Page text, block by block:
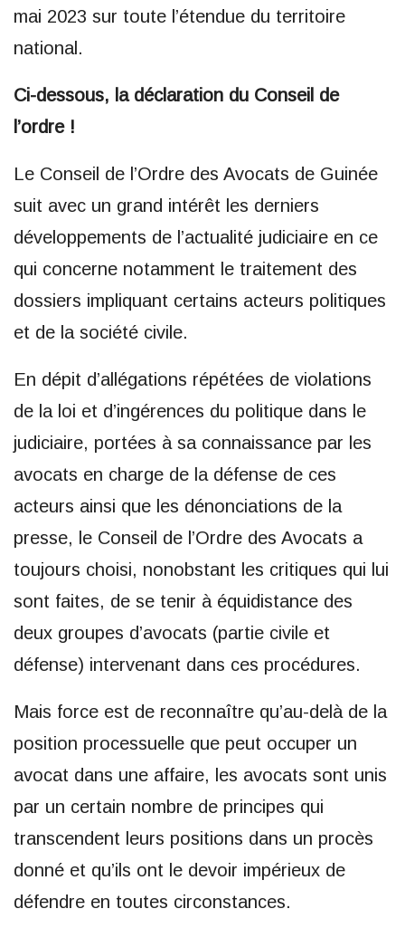
mai 2023 sur toute l’étendue du territoire
national.
Ci-dessous, la déclaration du Conseil de
l’ordre !
Le Conseil de l’Ordre des Avocats de Guinée
suit avec un grand intérêt les derniers
développements de l’actualité judiciaire en ce
qui concerne notamment le traitement des
dossiers impliquant certains acteurs politiques
et de la société civile.
En dépit d’allégations répétées de violations
de la loi et d’ingérences du politique dans le
judiciaire, portées à sa connaissance par les
avocats en charge de la défense de ces
acteurs ainsi que les dénonciations de la
presse, le Conseil de l’Ordre des Avocats a
toujours choisi, nonobstant les critiques qui lui
sont faites, de se tenir à équidistance des
deux groupes d’avocats (partie civile et
défense) intervenant dans ces procédures.
Mais force est de reconnaître qu’au-delà de la
position processuelle que peut occuper un
avocat dans une affaire, les avocats sont unis
par un certain nombre de principes qui
transcendent leurs positions dans un procès
donné et qu’ils ont le devoir impérieux de
défendre en toutes circonstances.